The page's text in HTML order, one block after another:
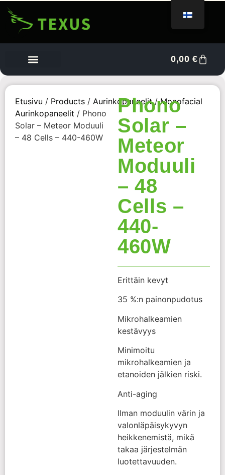
0,00€
Etusivu / Products / Aurinkopaneelit/Monofacial
Aurinkopaneelit / Phono
Solar – Meteor Moduuli
– 48 Cells – 440-460W
Phono
Solar –
Meteor
Moduuli
– 48
Cells –
440-
460W
Erittäin kevyt
35 %:n painonpudotus
Mikrohalkeamien
kestävyys
Minimoitu
mikrohalkeamien ja
etanoiden jälkien riski.
Anti-aging
Ilman moduulin värin ja
valonläpäisykyvyn
heikkenemistä, mikä
takaa järjestelmän
luotettavuuden.